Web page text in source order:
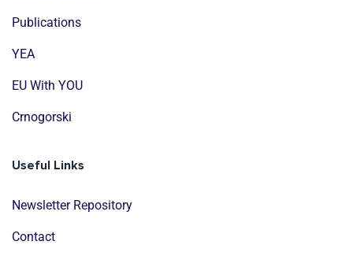
Publications
YEA
EU With YOU
Crnogorski
Useful Links
Newsletter Repository
Contact